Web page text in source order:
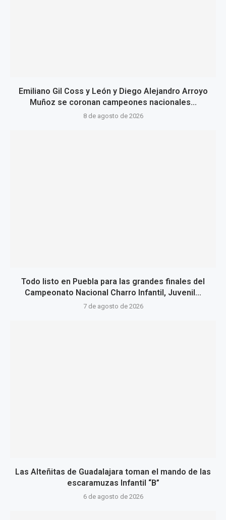
Emiliano Gil Coss y León y Diego Alejandro Arroyo
Muñoz se coronan campeones nacionales...
8 de agosto de 2026
Todo listo en Puebla para las grandes finales del
Campeonato Nacional Charro Infantil, Juvenil...
7 de agosto de 2026
Las Alteñitas de Guadalajara toman el mando de las
escaramuzas Infantil “B”
6 de agosto de 2026